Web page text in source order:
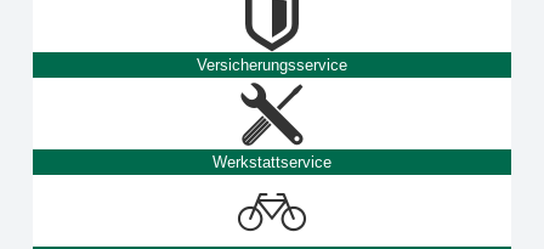
Versicherungsservice
Werkstattservice